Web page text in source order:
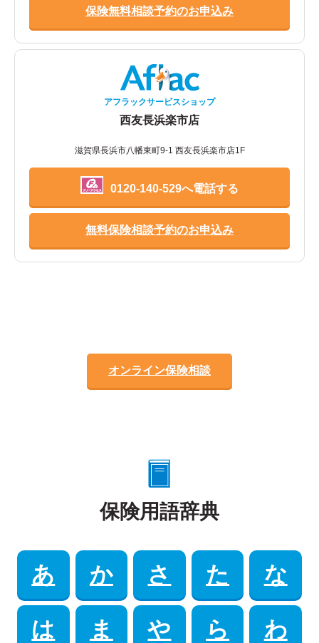
保険無料相談予約のお申込み
アフラックサービスショップ
西友長浜楽市店
滋賀県長浜市八幡東町9-1 西友長浜楽市店1F
0120-140-529へ電話する
無料保険相談予約のお申込み
オンライン保険相談
保険用語辞典
あ か さ た な
は ま や ら わ